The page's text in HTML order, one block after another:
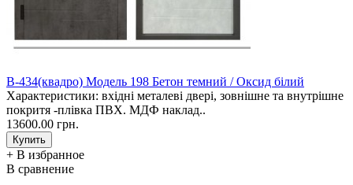
В-434(квадро) Модель 198 Бетон темний / Оксид білий
Характеристики: вхідні металеві двері, зовнішне та внутрішне
покритя -плівка ПВХ. МДФ наклад..
13600.00 грн.
+ В избранное
В сравнение